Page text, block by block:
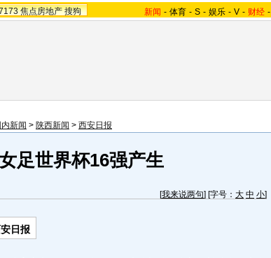
焦点房地产 搜狗 新闻 - 体育 - S - 娱乐 - V - 财经 -
内新闻 > 陕西新闻 > 西安日报
足世界杯16强产生
[我来说两句] [字号： 大 中 小]
日报